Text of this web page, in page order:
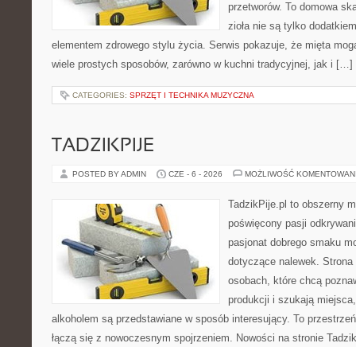
przetworów. To domowa
zioła nie są tylko
elementem zdrowego stylu życia. Serwis pokazuje, że mięta
wiele prostych sposobów, zarówno w kuchni tradycyjnej, jak i […]
CATEGORIES: SPRZĘT I TECHNIKA MUZYCZNA
TADZIKPIJE
POSTED BY ADMIN CZE - 6 - 2026 MOŻLIWOŚĆ
TadzikPije.pl to obszerny
poświęcony pasji
pasjonat dobrego smaku
dotyczące nalewek.
osobach, które chcą
produkcji i szukają
alkoholem są przedstawiane w sposób interesujący. To
łączą się z nowoczesnym spojrzeniem. Nowości na stronie